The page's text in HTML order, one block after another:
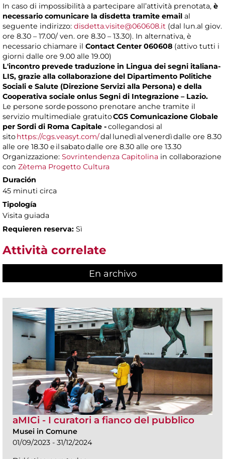
In caso di impossibilità a partecipare all’attività prenotata, è
necessario comunicare la disdetta tramite email al
seguente indirizzo: disdetta.visite@060608.it (dal lun.al giov.
ore 8.30 – 17.00/ ven. ore 8.30 – 13.30). In alternativa, è
necessario chiamare il Contact Center 060608 (attivo tutti i
giorni dalle ore 9.00 alle 19.00)
L'incontro prevede traduzione in Lingua dei segni italiana-
LIS, grazie alla collaborazione del Dipartimento Politiche
Sociali e Salute (Direzione Servizi alla Persona) e della
Cooperativa sociale onlus Segni di Integrazione – Lazio.
Le persone sorde possono prenotare anche tramite il
servizio multimediale gratuitoCGS Comunicazione Globale
per Sordi di Roma Capitale -collegandosi al
sitohttps://cgs.veasyt.com/dal lunedì al venerdì dalle ore 8.30
alle ore 18.30 e il sabato dalle ore 8.30 alle ore 13.30
Organizzazione: Sovrintendenza Capitolina in collaborazione
con Zètema Progetto Cultura
Duración
45 minuti circa
Tipología
Visita guiada
Requieren reserva: Sì
Attività correlate
En archivo
aMICi - I curatori a fianco del pubblico
Musei in Comune
01/09/2023 - 31/12/2024